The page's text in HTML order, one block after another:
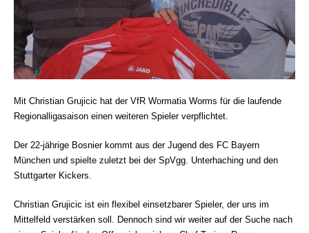
Mit Christian Grujicic hat der VfR Wormatia Worms für die laufende
Regionalligasaison einen weiteren Spieler verpflichtet.
Der 22-jährige Bosnier kommt aus der Jugend des FC Bayern
München und spielte zuletzt bei der SpVgg. Unterhaching und den
Stuttgarter Kickers.
Christian Grujicic ist ein flexibel einsetzbarer Spieler, der uns im
Mittelfeld verstärken soll. Dennoch sind wir weiter auf der Suche nach